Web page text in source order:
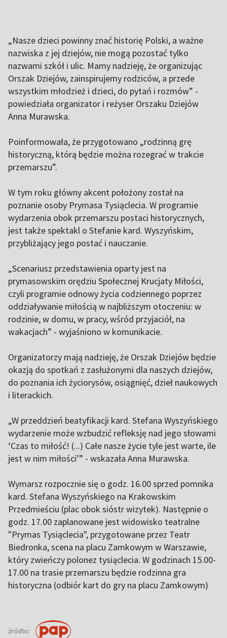
„Nasze dzieci powinny znać historię Polski, a ważne
nazwiska z jej dziejów, nie mogą pozostać tylko
nazwami szkół i ulic. Mamy nadzieję, że organizując
Orszak Dziejów, zainspirujemy rodziców, a przede
wszystkim młodzież i dzieci, do pytań i rozmów” -
powiedziała organizator i reżyser Orszaku Dziejów
Anna Murawska.
Poinformowała, że przygotowano „rodzinną grę
historyczną, którą będzie można rozegrać w trakcie
przemarszu”.
W tym roku główny akcent położony został na
poznanie osoby Prymasa Tysiąclecia. W programie
wydarzenia obok przemarszu postaci historycznych,
jest także spektakl o Stefanie kard. Wyszyńskim,
przybliżający jego postać i nauczanie.
„Scenariusz przedstawienia oparty jest na
prymasowskim orędziu Społecznej Krucjaty Miłości,
czyli programie odnowy życia codziennego poprzez
oddziaływanie miłością w najbliższym otoczeniu: w
rodzinie, w domu, w pracy, wśród przyjaciół, na
wakacjach” - wyjaśniono w komunikacie.
Organizatorzy mają nadzieję, że Orszak Dziejów będzie
okazją do spotkań z zasłużonymi dla naszych dziejów,
do poznania ich życiorysów, osiągnięć, dzieł naukowych
i literackich.
„W przeddzień beatyfikacji kard. Stefana Wyszyńskiego
wydarzenie może wzbudzić refleksję nad jego słowami
‘Czas to miłość! (...) Całe nasze życie tyle jest warte, ile
jest w nim miłości’” - wskazała Anna Murawska.
Wymarsz rozpocznie się o godz. 16.00 sprzed pomnika
kard. Stefana Wyszyńskiego na Krakowskim
Przedmieściu (plac obok sióstr wizytek). Następnie o
godz. 17.00 zaplanowane jest widowisko teatralne
"Prymas Tysiąclecia", przygotowane przez Teatr
Biedronka, scena na placu Zamkowym w Warszawie,
który zwieńczy polonez tysiąclecia. W godzinach 15.00-
17.00 na trasie przemarszu będzie rodzinna gra
historyczna (odbiór kart do gry na placu Zamkowym)
źródło: